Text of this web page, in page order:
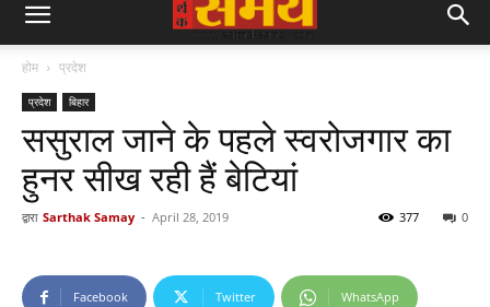
होम प्रदेश
प्रदेश बिहार
ससुराल जाने के पहले स्वरोजगार का
हुनर सीख रही हैं बेटियां
द्वारा Sarthak Samay - April 28, 2019 0
377
Facebook Twitter WhatsApp